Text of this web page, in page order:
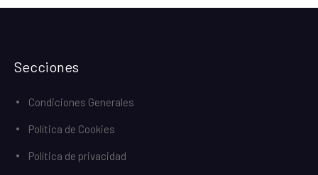
Secciones
Condiciones Generales
Política de Cookies
Política de privacidad